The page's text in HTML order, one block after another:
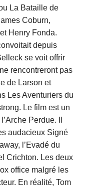
La Bataille de
Coburn,
Henry Fonda.
depuis
se voit offrir
rencontreront pas
de Larson et
Les Aventuriers du
Le film est un
Perdue. Il
audacieux Signé
l’Evadé du
Crichton. Les deux
office malgré les
En réalité, Tom